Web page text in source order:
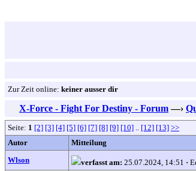
Zur Zeit online: keiner ausser dir
X-Force - Fight For Destiny - Forum —›
Seite: 1 [2] [3] [4] [5] [6] [7] [8] [9] [10] .. [12] [13] >>
Autor
Mitteilung
Wlson
verfasst am: 25.07.2024, 14:51 ·